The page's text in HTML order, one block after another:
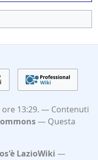
13:29.
Contenuti
Questa
LazioWiki